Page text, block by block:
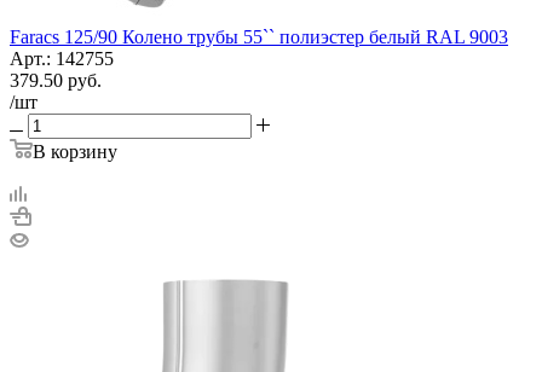
Faracs 125/90 Колено трубы 55`` полиэстер белый RAL 9003
Арт.: 142755
379.50 руб.
/шт
В корзину